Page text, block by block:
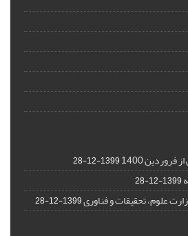
1400
1399-12-28
1399-12-28
علوم، تحقیقات و فناوری1399-12-28